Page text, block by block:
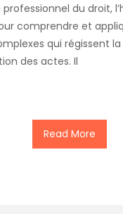
du droit,
comprendre et
qui régissent la
des actes. Il
Read More